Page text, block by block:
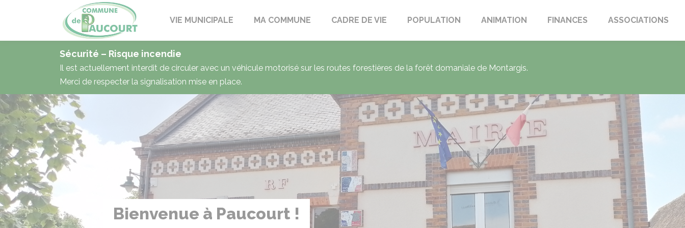
VIE MUNICIPALE
MA COMMUNE CADRE DE VIE POPULATION ANIMATION FINANCES ASSOCIATIONS
Sécurité – Risque incendie
Il est actuellement interdit de circuler avec un véhicule motorisé sur les routes forestières de la forêt domaniale de Montargis.
Merci de respecter la signalisation mise en place.
Sécheresse : Restrictions des